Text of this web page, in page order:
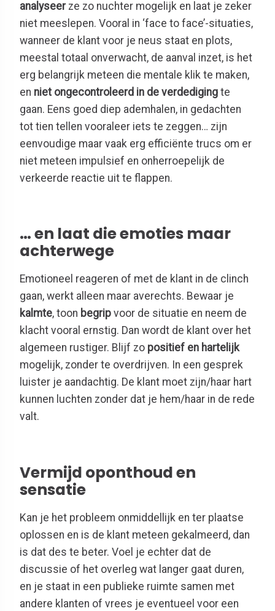
analyseerze zo nuchter mogelijk en laat je zeker
niet meeslepen. Vooral in ‘face to face’-situaties,
wanneer de klant voor je neus staat en plots,
meestal totaal onverwacht, de aanval inzet, is het
erg belangrijk meteen die mentale klik te maken,
en niet ongecontroleerd in de verdediging te
gaan. Eens goed diep ademhalen, in gedachten
tot tien tellen vooraleer iets te zeggen… zijn
eenvoudige maar vaak erg efficiënte trucs om er
niet meteen impulsief en onherroepelijk de
verkeerde reactie uit te flappen.
… en laat die emoties maar
achterwege
Emotioneel reageren of met de klant in de clinch
gaan, werkt alleen maar averechts. Bewaar je
kalmte, toon begrip voor de situatie en neem de
klacht vooral ernstig. Dan wordt de klant over het
algemeen rustiger. Blijf zo positief en hartelijk
mogelijk, zonder te overdrijven. In een gesprek
luister je aandachtig. De klant moet zijn/haar hart
kunnen luchten zonder dat je hem/haar in de rede
valt.
Vermijd oponthoud en
sensatie
Kan je het probleem onmiddellijk en ter plaatse
oplossen en is de klant meteen gekalmeerd, dan
is dat des te beter. Voel je echter dat de
discussie of het overleg wat langer gaat duren,
en je staat in een publieke ruimte samen met
andere klanten of vrees je eventueel voor een